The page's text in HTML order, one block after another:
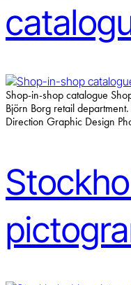
Shop-in-shop catalogue
Björn Borg retail
Direction Graphic Design